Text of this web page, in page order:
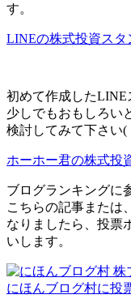
す。
LINEの株式投資スタ
初めて作成したLINE
少しでもおもしろい
検討してみて下さい(
ホーホー君の株式投
ブログランキングに
こちらの記事または、
なりましたら、投票
いします。
にほんブログ村に投